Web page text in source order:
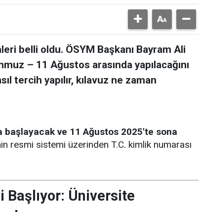
belli oldu. ÖSYM Başkanı Bayram Ali
– 11 Ağustos arasında yapılacağını
tercih yapılır, kılavuz ne zaman
ve 11 Ağustos 2025'te sona
resmi sistemi üzerinden T.C. kimlik numarası
Başlıyor: Üniversite